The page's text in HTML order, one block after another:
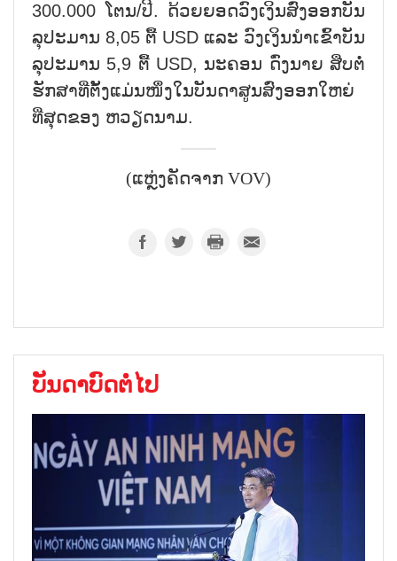
300.000 ໂຕ​ນ/ປີ. ດ້ວຍຍອດ​ວົງ​ເງິນ​ສົ່ງ​ອອກ​ບັນ​
ລຸ​ປະ​ມານ 8,05 ຕື້ USD ແລະ ວົງ​ເງິນ​ນຳ​ເຂົ້າ​ບັນ​
ລຸ​ປະ​ມານ 5,9 ຕື້ USD, ນະ​ຄອນ ດົ່ງ​ນາຍ ສືບ​ຕໍ່​
ຮັກ​ສາ​ທີ່​ຕັ້ງ​ແມ່ນ​ໜຶ່ງ​ໃນ​ບັນ​ດາ​ສູນ​ສົ່ງ​ອອກ​ໃຫຍ່​
ທີ່​ສຸດ​ຂອງ ຫວຽດ​ນາມ.
(ແຫຼ່ງຄັດຈາກ VOV)
ບັນດາບົດຕໍ່ໄປ